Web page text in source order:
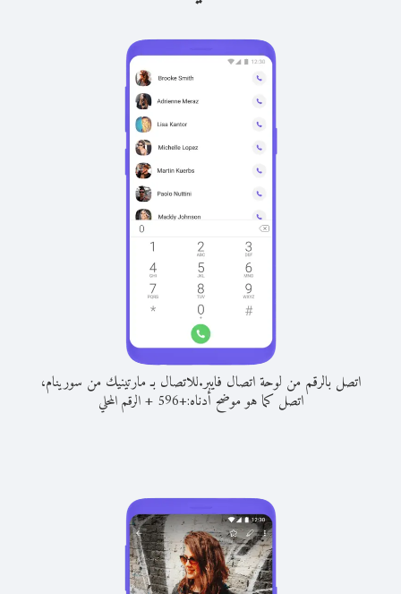
اتصل بالرقم من لوحة اتصال فايبر.للاتصال بـ مارتينيك من سورينام،
اتصل كما هو موضح أدناه:+
596
+الرقم المحلي